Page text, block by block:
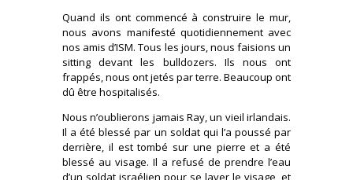
Quand ils ont commencé à construire le mur,
nous avons manifesté quotidiennement avec
nos amis d’ISM. Tous les jours, nous faisions un
sitting devant les bulldozers. Ils nous ont
frappés, nous ont jetés par terre. Beaucoup ont
dû être hospitalisés.
Nous n’oublierons jamais Ray, un vieil irlandais.
Il a été blessé par un soldat qui l’a poussé par
derrière, il est tombé sur une pierre et a été
blessé au visage. Il a refusé de prendre l’eau
d’un soldat israélien pour se laver le visage, et